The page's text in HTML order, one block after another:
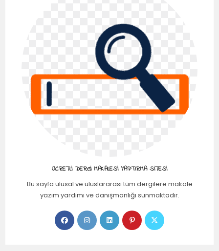
ÜCRETLI DERGI MAKALESI YAPTIRMA SITESI
Bu sayfa ulusal ve uluslararası tüm dergilere makale
yazım yardımı ve danışmanlığı sunmaktadır.